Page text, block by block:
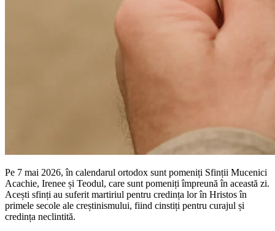
Pe 7 mai 2026, în calendarul ortodox sunt pomeniți Sfinții Mucenici
Acachie, Irenee și Teodul, care sunt pomeniți împreună în această zi.
Acești sfinți au suferit martiriul pentru credința lor în Hristos în
primele secole ale creștinismului, fiind cinstiți pentru curajul și
credința neclintită.